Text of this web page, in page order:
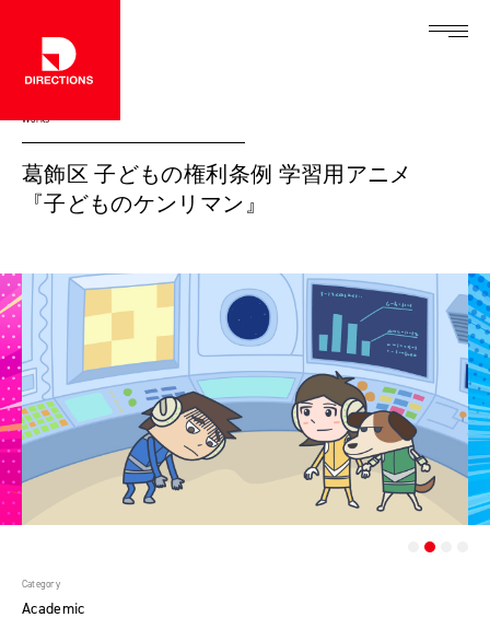
Works
葛飾区 子どもの権利条例 学習用アニメ
『子どものケンリマン』
Category
Academic